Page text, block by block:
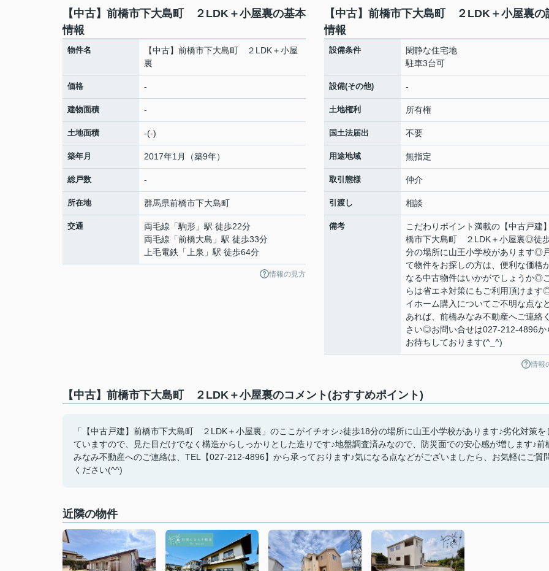
【中古】前橋市下大島町 ２LDK＋小屋裏の基本
情報
物件名
【中古】前橋市下大島町 ２LDK＋小屋
裏
価格 -
建物面積 -
土地面積 -(-)
築年月 2017年1月（築9年）
総戸数 -
所在地 群馬県前橋市下大島町
交通 両毛線 「駒形 」駅 徒歩22分
両毛線 「前橋大島 」駅 徒歩33分
上毛電鉄 「 上泉 」駅 徒歩64分
情報の見方
【中古】前橋市下大島町 ２LDK＋小屋裏の
情報
設備条件
閑静な住宅地
駐車3台可
設備(その他) -
土地権利 所有権
国土法届出 不要
用途地域 無指定
取引態様 仲介
引渡し 相談
備考
こだわりポイント満載の【中古戸建
橋市下大島町 ２LDK＋小屋裏◎徒
分の場所に山王小学校があります◎
て物件をお探しの方は、便利な価格
なる中古物件はいかがでしょうか◎
らは省エネ対策にもご利用頂けます
イホーム購入についてご不明な点な
あれば、前橋みなみ不動産へご連絡
さい◎お問い合せは027-212-4896か
お待ちしております(^_^)
情報
【中古】前橋市下大島町 ２LDK＋小屋裏のコメント(おすすめポイント)
「【中古戸建】前橋市下大島町 ２LDK＋小屋裏」のここがイチオシ♪徒歩18分の場所に山王小学校があります♪劣化対策を
ていますので、見た目だけでなく構造からしっかりとした造りです♪地盤調査済みなので、防災面での安心感が増します♪前
みなみ不動産へのご連絡は、TEL【027-212-4896】から承っております♪気になる点などがございましたら、お気軽にご質
ください(^^)
近隣の物件